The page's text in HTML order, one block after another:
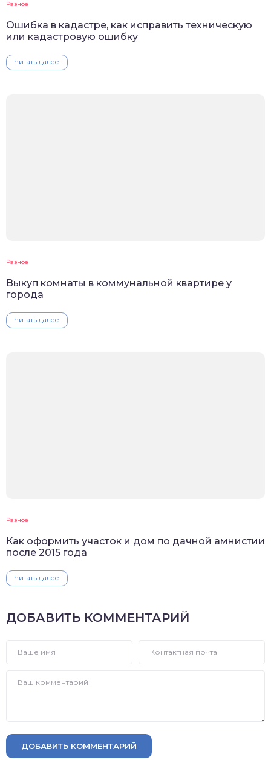
Разное
Ошибка в кадастре, как исправить техническую
или кадастровую ошибку
Читать далее
Разное
Выкуп комнаты в коммунальной квартире у
города
Читать далее
Разное
Как оформить участок и дом по дачной амнистии
после 2015 года
Читать далее
ДОБАВИТЬ КОММЕНТАРИЙ
ДОБАВИТЬ КОММЕНТАРИЙ